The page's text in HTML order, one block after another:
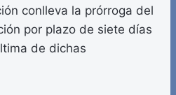
conlleva la prórroga del
por plazo de siete días
de dichas